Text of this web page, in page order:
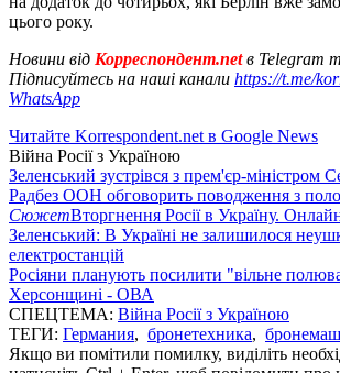
цього року.
Новини від Корреспондент.netв Telegram
Підписуйтесь на наші канали https://t.me/
WhatsApp
Читайте Korrespondent.net в Google News
Війна Росії з Україною
Зеленський зустрівся з прем'єр-міністром
Радбез ООН обговорить поводження з
СюжетВторгнення Росії в Україну.
Зеленський: В Україні не залишилося
електростанцій
Росіяни планують посилити "вільне
Херсонщині - ОВА
СПЕЦТЕМА: Війна Росії з Україною
ТЕГИ: Германия, бронетехника,
Якщо ви помітили помилку, виділіть